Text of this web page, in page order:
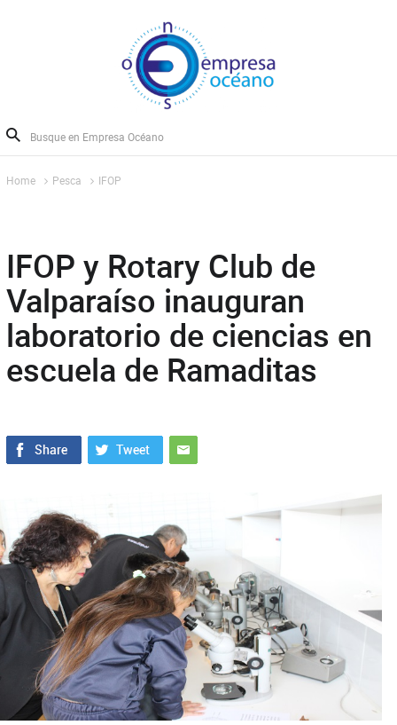
Home Pesca IFOP
IFOP y Rotary Club de
Valparaíso inauguran
laboratorio de ciencias en
escuela de Ramaditas